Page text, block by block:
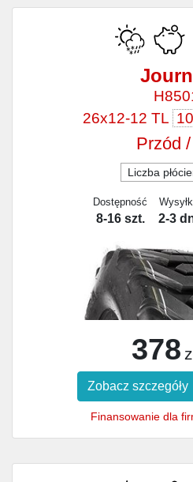
26x12-12 TL
Przód /
Liczba
Dostępność
8-16 szt. 2-3
378
Zobacz szczegóły
Finansowanie dla